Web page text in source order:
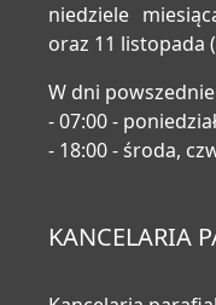
niedziele
oraz 11 listopada
W dni
- 07:00 -
- 18:00 - środa,
KANCELARIA